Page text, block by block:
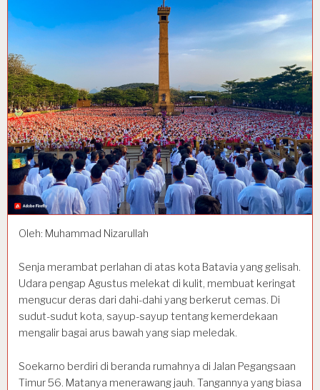
Oleh: Muhammad Nizarullah
Senja merambat perlahan di atas kota Batavia yang gelisah.
Udara pengap Agustus melekat di kulit, membuat keringat
mengucur deras dari dahi-dahi yang berkerut cemas. Di
sudut-sudut kota, sayup-sayup tentang kemerdekaan
mengalir bagai arus bawah yang siap meledak.
Soekarno berdiri di beranda rumahnya di Jalan Pegangsaan
Timur 56. Matanya menerawang jauh. Tangannya yang biasa